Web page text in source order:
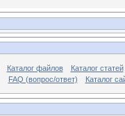
Каталог файлов
Каталог статей
FAQ (вопрос/ответ)
Каталог